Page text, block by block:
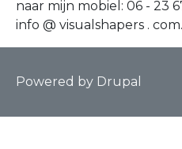
naar mijn mobiel: 06 - 23
info @ visualshapers . com.
Powered by Drupal